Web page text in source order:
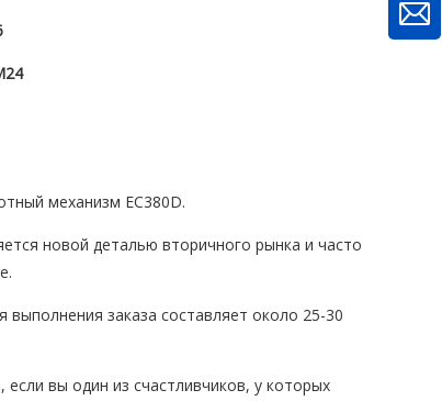
механизм EC380D.
новой деталью вторичного рынка и часто
выполнения заказа составляет около 25-30
вы один из счастливчиков, у которых